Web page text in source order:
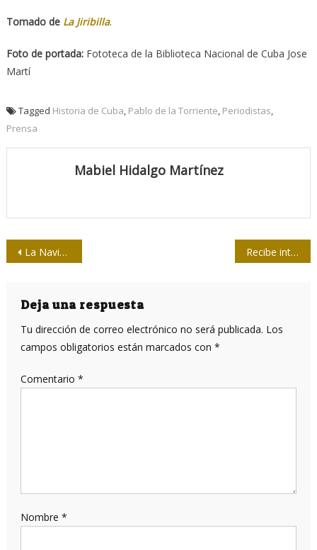
Tomado de La Jiribilla.
Foto de portada:Fototeca de la Biblioteca Nacional de Cuba Jose
Martí
Tagged Historia de Cuba, Pablo de la Torriente, Periodistas,
Prensa
Mabiel Hidalgo Martínez
Navegación
entradas
La Navidad y el año nuevo en la mirada de José Martí Recibe intelectual cubano Premio Nacional de Investigación Cultural
Deja una respuesta
Tu dirección de correo electrónico no será publicada. Los
campos obligatorios están marcados con *
Comentario *
Nombre *